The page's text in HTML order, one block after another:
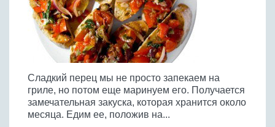
Сладкий перец мы не просто запекаем на
гриле, но потом еще маринуем его. Получается
замечательная закуска, которая хранится около
месяца. Едим ее, положив на...